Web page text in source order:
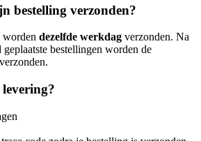
bestelling verzonden?
worden dezelfde werkdag verzonden. Na
bestellingen worden de